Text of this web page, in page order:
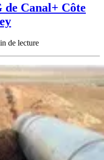
Canal+ Côte
de lecture